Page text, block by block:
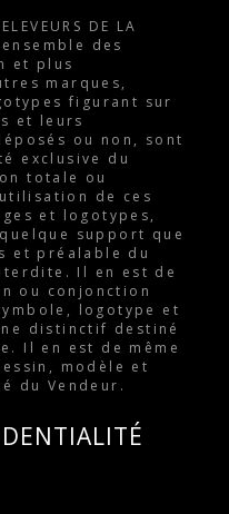
DE LA
des
et plus
marques,
figurant sur
et leurs
ou non, sont
exclusive du
totale ou
de ces
et logotypes,
support que
et préalable du
Il en est de
ou conjonction
logotype et
distinctif destiné
Il en est de même
modèle et
du Vendeur.